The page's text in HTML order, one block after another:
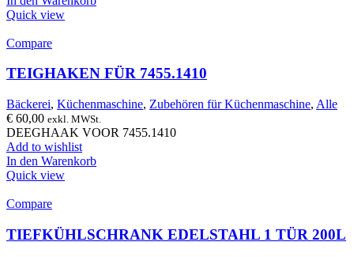
Quick view
Compare
TEIGHAKEN FÜR 7455.1410
Bäckerei, Küchenmaschine, Zubehören für Küchenmaschine, Alle
€ 60,00 exkl. MWSt.
DEEGHAAK VOOR 7455.1410
Add to wishlist
In den Warenkorb
Quick view
Compare
TIEFKÜHLSCHRANK EDELSTAHL 1 TÜR 200L